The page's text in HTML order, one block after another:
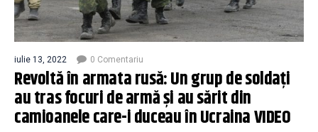
iulie 13, 2022 0 Comentariu
Revoltă în armata rusă: Un grup de soldați
au tras focuri de armă și au sărit din
camioanele care-i duceau în Ucraina VIDEO